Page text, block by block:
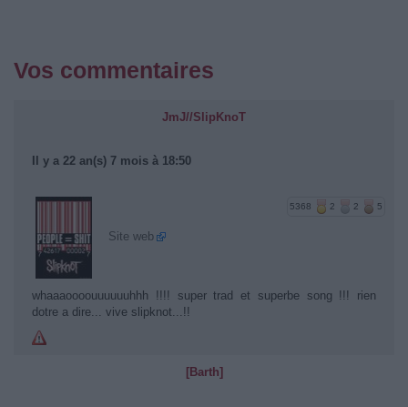
Vos commentaires
JmJ//SlipKnoT
Il y a 22 an(s) 7 mois à 18:50
5368 2 2 5
Site web
whaaaoooouuuuuuhhh !!!! super trad et superbe song !!! rien
dotre a dire... vive slipknot...!!
[Barth]